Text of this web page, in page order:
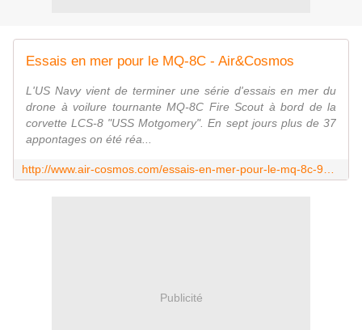
Essais en mer pour le MQ-8C - Air&Cosmos
L'US Navy vient de terminer une série d'essais en mer du
drone à voilure tournante MQ-8C Fire Scout à bord de la
corvette LCS-8 "USS Motgomery". En sept jours plus de 37
appontages on été réa...
Publicité